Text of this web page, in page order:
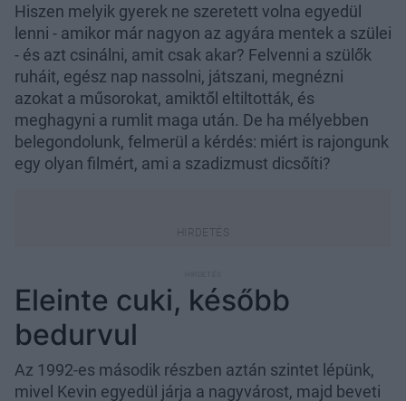
Hiszen melyik gyerek ne szeretett volna egyedül
lenni - amikor már nagyon az agyára mentek a szülei
- és azt csinálni, amit csak akar? Felvenni a szülők
ruháit, egész nap nassolni, játszani, megnézni
azokat a műsorokat, amiktől eltiltották, és
meghagyni a rumlit maga után. De ha mélyebben
belegondolunk, felmerül a kérdés: miért is rajongunk
egy olyan filmért, ami a szadizmust dicsőíti?
Eleinte cuki, később
bedurvul
Az 1992-es második részben aztán szintet lépünk,
mivel Kevin egyedül járja a nagyvárost, majd beveti